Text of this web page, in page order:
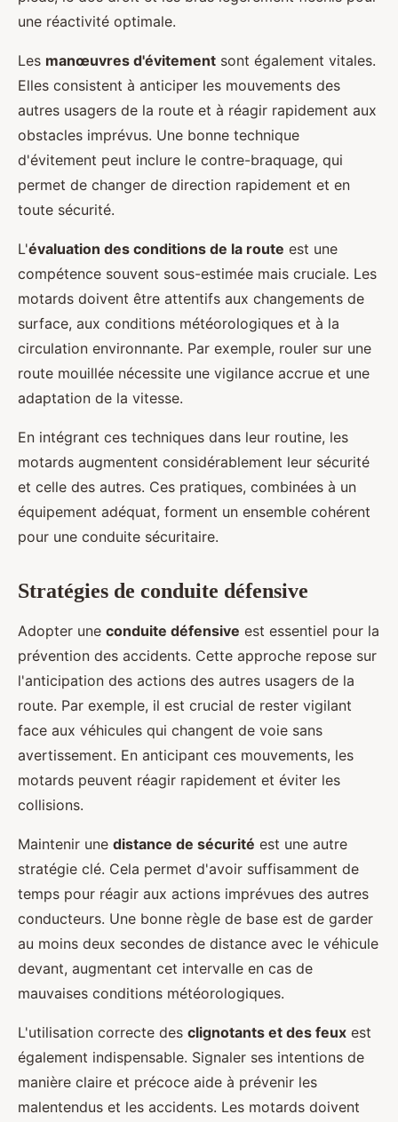
une réactivité optimale.
Les manœuvres d'évitement sont également vitales.
Elles consistent à anticiper les mouvements des
autres usagers de la route et à réagir rapidement aux
obstacles imprévus. Une bonne technique
d'évitement peut inclure le contre-braquage, qui
permet de changer de direction rapidement et en
toute sécurité.
L'évaluation des conditions de la route est une
compétence souvent sous-estimée mais cruciale. Les
motards doivent être attentifs aux changements de
surface, aux conditions météorologiques et à la
circulation environnante. Par exemple, rouler sur une
route mouillée nécessite une vigilance accrue et une
adaptation de la vitesse.
En intégrant ces techniques dans leur routine, les
motards augmentent considérablement leur sécurité
et celle des autres. Ces pratiques, combinées à un
équipement adéquat, forment un ensemble cohérent
pour une conduite sécuritaire.
Stratégies de conduite défensive
Adopter une conduite défensive est essentiel pour la
prévention des accidents. Cette approche repose sur
l'anticipation des actions des autres usagers de la
route. Par exemple, il est crucial de rester vigilant
face aux véhicules qui changent de voie sans
avertissement. En anticipant ces mouvements, les
motards peuvent réagir rapidement et éviter les
collisions.
Maintenir une distance de sécurité est une autre
stratégie clé. Cela permet d'avoir suffisamment de
temps pour réagir aux actions imprévues des autres
conducteurs. Une bonne règle de base est de garder
au moins deux secondes de distance avec le véhicule
devant, augmentant cet intervalle en cas de
mauvaises conditions météorologiques.
L'utilisation correcte des clignotants et des feux est
également indispensable. Signaler ses intentions de
manière claire et précoce aide à prévenir les
malentendus et les accidents. Les motards doivent